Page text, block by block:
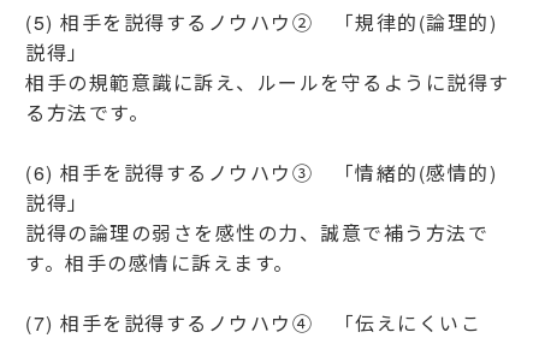
(5) 相手を説得するノウハウ② 「規律的(論理的)
説得」
相手の規範意識に訴え、ルールを守るように説得す
る方法です。
(6) 相手を説得するノウハウ③ 「情緒的(感情的)
説得」
説得の論理の弱さを感性の力、誠意で補う方法で
す。相手の感情に訴えます。
(7) 相手を説得するノウハウ④ 「伝えにくいこ